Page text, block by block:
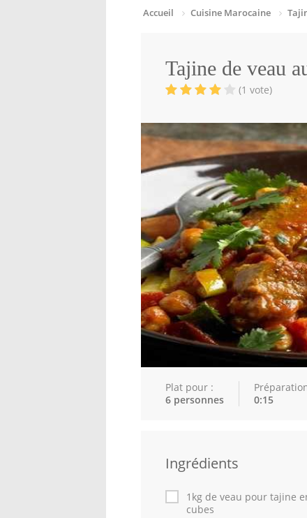
Accueil Cuisine Marocaine
Tajine de veau
(1 vote)
Plat pour :
6 personnes
0:15
Ingrédients
1kg de veau pour tajine
cubes